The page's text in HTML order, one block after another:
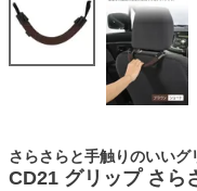
さらさらと手触りのいいグ
CD21 グリップ さら